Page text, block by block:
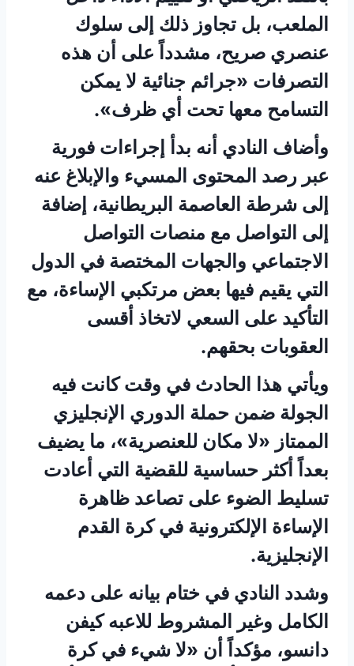
الملعب، بل تجاوز ذلك إلى سلوك
عنصري صريح، مشدداً على أن هذه
التصرفات «جرائم جنائية لا يمكن
التسامح معها تحت أي ظرف».
وأضاف النادي أنه بدأ إجراءات فورية
عبر رصد المحتوى المسيء والإبلاغ عنه
إلى شرطة العاصمة البريطانية، إضافة
إلى التواصل مع منصات التواصل
الاجتماعي والجهات المختصة في الدول
التي يقيم فيها بعض مرتكبي الإساءة، مع
التأكيد على السعي لاتخاذ أقسى
العقوبات بحقهم.
ويأتي هذا الحادث في وقت كانت فيه
الجولة ضمن حملة الدوري الإنجليزي
الممتاز «لا مكان للعنصرية»، ما يضيف
بعداً أكثر حساسية للقضية التي أعادت
تسليط الضوء على تصاعد ظاهرة
الإساءة الإلكترونية في كرة القدم
الإنجليزية.
وشدد النادي في ختام بيانه على دعمه
الكامل وغير المشروط للاعبه كيفن
دانسو، مؤكداً أن «لا شيء في كرة